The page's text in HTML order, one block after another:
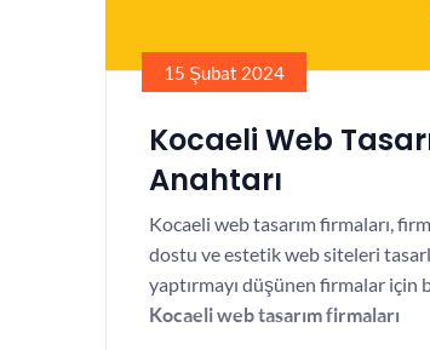
15 Şubat 2024
Kocaeli Web
Anahtarı
Kocaeli web tasarım firmaları,
dostu ve estetik web siteleri
yaptırmayı düşünen firmalar için
Kocaeli web tasarım firmaları